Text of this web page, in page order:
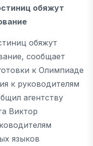
обяжут
обяжут
сообщает
к Олимпиаде
к руководителям
агентству
Виктор
языков